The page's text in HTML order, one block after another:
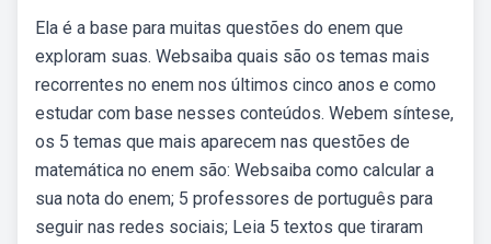
Ela é a base para muitas questões do enem que
exploram suas. Websaiba quais são os temas mais
recorrentes no enem nos últimos cinco anos e como
estudar com base nesses conteúdos. Webem síntese,
os 5 temas que mais aparecem nas questões de
matemática no enem são: Websaiba como calcular a
sua nota do enem; 5 professores de português para
seguir nas redes sociais; Leia 5 textos que tiraram